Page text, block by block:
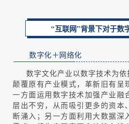
“互联网”背景下对于数
数字化＋网络化
数字文化产业以数字技术为依
颠覆原有产业模式，革新旧有呈
一方面运用数字技术加强产业融
层出不穷，从而吸引更多的资本
断涌入；另一方面利用大数据深